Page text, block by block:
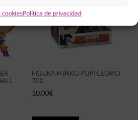
cookiesPolítica de privacidad
FIGURA FUNKO POP! LEORIO
700
10.00€